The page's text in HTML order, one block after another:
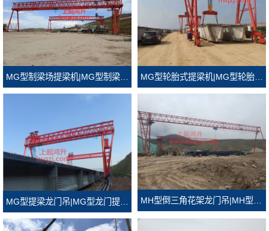
MH型倒三角花架龙门吊|MH型倒三角门式起重机